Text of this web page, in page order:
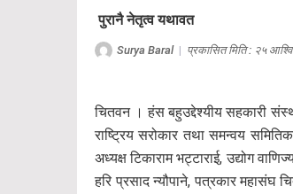
पुरानै नेतृत्व यथावत
Surya Baral| प्रकासित मिति : २५
चितवन । हंस बहुउद्देश्यीय सहकारी
राष्ट्रिय सरोकार तथा समन्वय
अध्यक्ष टिकाराम भट्टाराई, उद्योग
हरि प्रसाद न्यौपाने, पत्रकार महासंघ